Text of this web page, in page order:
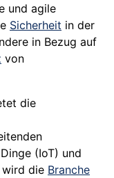
und agile
Sicherheit in der
in Bezug auf
von
die
(IoT) und
die Branche